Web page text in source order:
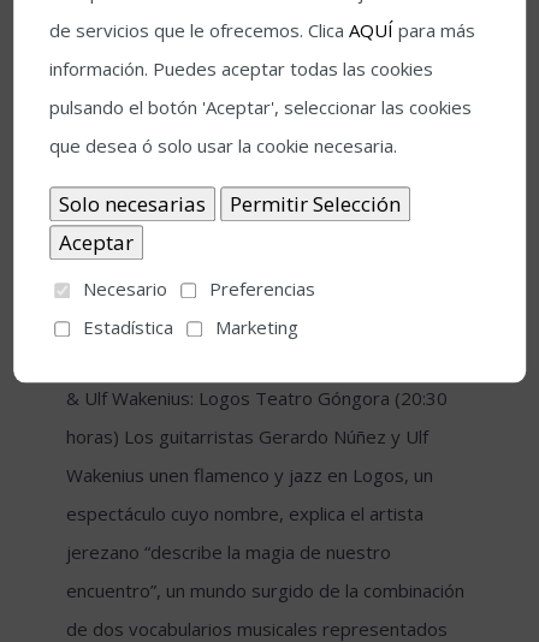
Actividades lunes 8 julio
Gerardo Núñez y Ulf Wakenius presentan en el
Teatro Gongora Logos, un encuentro entre
flamenco y jazz Homenaje a las Damas de la
canción Árabe en Medina Azahara Comienza el
& Ulf Wakenius: Logos Teatro Góngora (20:30
horas) Los guitarristas Gerardo Núñez y Ulf
Wakenius unen flamenco y jazz en Logos, un
espectáculo cuyo nombre, explica el artista
jerezano “describe la magia de nuestro
encuentro”, un mundo surgido de la combinación
de dos vocabularios musicales representados
de servicios que le ofrecemos. ClicaAQUÍ para más
información. Puedes aceptar todas las cookies
pulsando el botón 'Aceptar', seleccionar las cookies
que desea ó solo usar la cookie necesaria.
Necesario
Preferencias
Estadística
Marketing